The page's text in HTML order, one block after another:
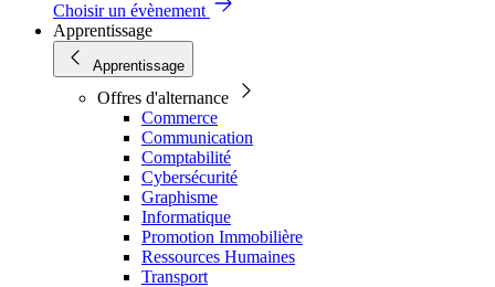
Choisir un évènement
Apprentissage
Apprentissage
Offres d'alternance
Commerce
Communication
Comptabilité
Cybersécurité
Graphisme
Informatique
Promotion Immobilière
Ressources Humaines
Transport